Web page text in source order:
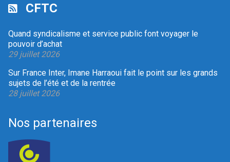
CFTC
Quand syndicalisme et service public font voyager le
pouvoir d’achat
29 juillet 2026
Sur France Inter, Imane Harraoui fait le point sur les grands
sujets de l’été et de la rentrée
28 juillet 2026
Nos partenaires